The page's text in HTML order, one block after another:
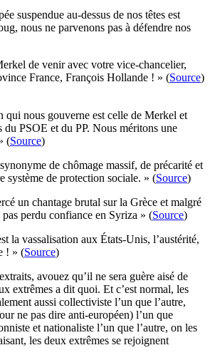
suspendue au-dessus de nos têtes est
nous ne parvenons pas à défendre nos
de venir avec votre vice-chancelier,
France, François Hollande ! » (Source)
qui nous gouverne est celle de Merkel et
PSOE et du PP. Nous méritons une
(Source)
de chômage massif, de précarité et
système de protection sociale. » (Source)
un chantage brutal sur la Grèce et malgré
pas perdu confiance en Syriza » (Source)
la vassalisation aux États-Unis, l’austérité,
! » (Source)
avouez qu’il ne sera guère aisé de
extrêmes a dit quoi. Et c’est normal, les
aussi collectiviste l’un que l’autre,
ne pas dire anti-européen) l’un que
et nationaliste l’un que l’autre, on les
les deux extrêmes se rejoignent